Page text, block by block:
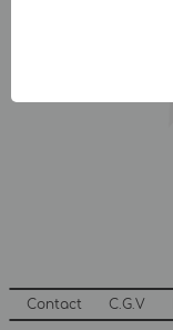
Contact C.G.V